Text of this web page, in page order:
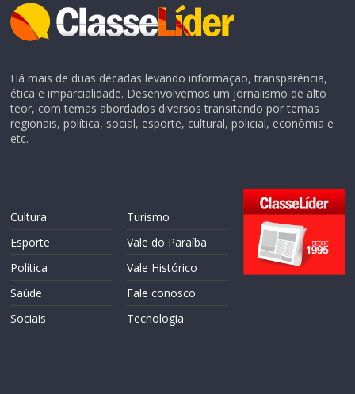
Há mais de duas décadas levando informação, transparência,
ética e imparcialidade. Desenvolvemos um jornalismo de alto
teor, com temas abordados diversos transitando por temas
regionais, política, social, esporte, cultural, policial, econômia e
etc.
Cultura
Esporte
Política
Saúde
Sociais
Turismo
Vale do Paraíba
Vale Histórico
Fale conosco
Tecnologia